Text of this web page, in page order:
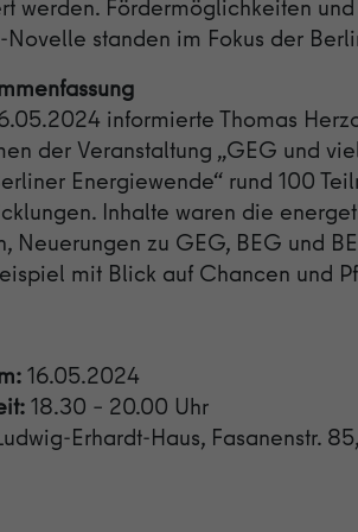
werden. Fördermöglichkeiten
Novelle standen im Fokus der
informierte Thomas
der Veranstaltung „GEG und
Energiewende“ rund 100
Inhalte waren die
Neuerungen zu GEG, BEG und
mit Blick auf Chancen und
16.05.2024
18.30 – 20.00 Uhr
Erhardt-Haus, Fasanenstr.